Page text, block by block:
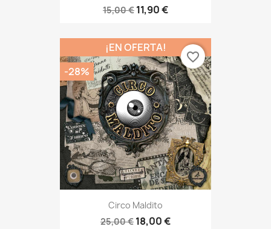
15,00 € 11,90 €
Circo Maldito
25,00 € 18,00 €
¡EN OFERTA!
-28%
favorite_border